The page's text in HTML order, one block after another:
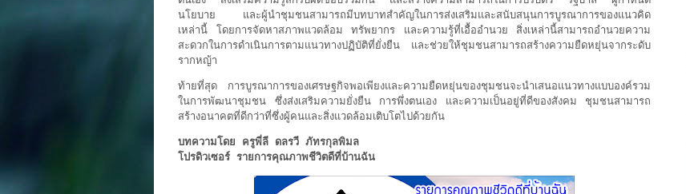
นโยบาย และผู้นำชุมชนสามารถมีบทบาทสำคัญในการส่งเสริมและสนับสนุนการบูรณาการของแนวคิด
เหล่านี้ โดยการจัดหาสภาพแวดล้อม ทรัพยากร และความรู้ที่เอื้ออำนวย สิ่งเหล่านี้สามารถอำนวยความ
สะดวกในการดำเนินการตามแนวทางปฏิบัติที่ยั่งยืน และช่วยให้ชุมชนสามารถสร้างความยืดหยุ่นจากระดับ
รากหญ้า
ท้ายที่สุด การบูรณาการของเศรษฐกิจพอเพียงและความยืดหยุ่นของชุมชนจะนำเสนอแนวทางแบบองค์รวม
ในการพัฒนาชุมชน ซึ่งส่งเสริมความยั่งยืน การพึ่งตนเอง และความเป็นอยู่ที่ดีของสังคม ชุมชนสามารถ
สร้างอนาคตที่ดีกว่าที่ซึ่งผู้คนและสิ่งแวดล้อมเติบโตไปด้วยกัน
บทความโดย ครูพี่ลี ดลรวี ภัทรกุลพิมล
โปรดิวเซอร์ รายการคุณภาพชีวิตดีที่บ้านฉัน